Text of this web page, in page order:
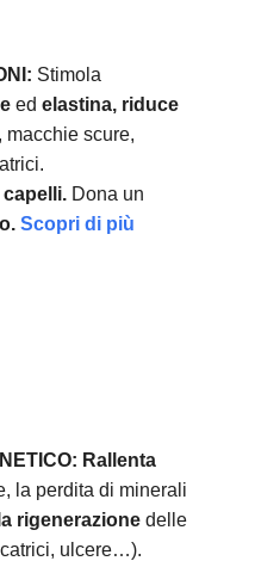
Stimola
ed elastina, riduce
macchie scure,
Dona un
Scopri di più
Rallenta
la perdita di minerali
rigenerazionedelle
ulcere…).